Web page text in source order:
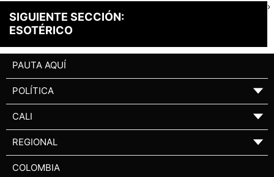
SIGUIENTE SECCIÓN:
ESOTÉRICO
›
PAUTA AQUÍ
POLÍTICA ▼
CALI ▼
REGIONAL ▼
COLOMBIA